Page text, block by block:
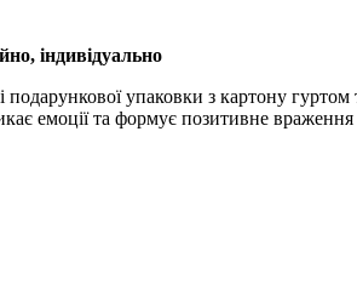
індивідуально
упаковки з картону
емоції та формує позитивне